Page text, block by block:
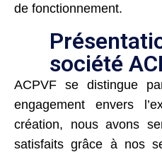
de fonctionnement.
société
ACPVF se distingue
engagement envers
création, nous avons
satisfaits grâce à nos